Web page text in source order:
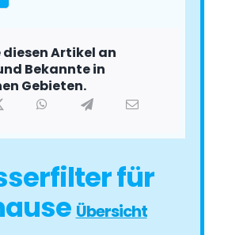
diesen Artikel an
Bekannte in
Gebieten.
für
Übersicht